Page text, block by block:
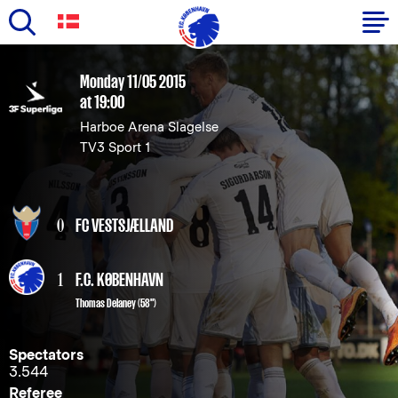
main
content
Primary
navigation
Monday 11/05 2015
at 19:00
Harboe Arena Slagelse
TV3 Sport 1
0 FC VESTSJÆLLAND
1 F.C. KØBENHAVN
Thomas Delaney(58")
Spectators
3.544
Referee